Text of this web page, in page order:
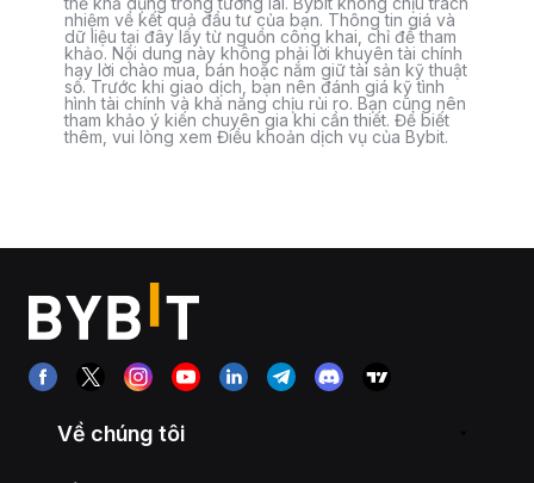
nhiệm về kết quả đầu tư của bạn. Thông tin giá và
dữ liệu tại đây lấy từ nguồn công khai, chỉ để tham
khảo. Nội dung này không phải lời khuyên tài chính
hay lời chào mua, bán hoặc nắm giữ tài sản kỹ thuật
số. Trước khi giao dịch, bạn nên đánh giá kỹ tình
hình tài chính và khả năng chịu rủi ro. Bạn cũng nên
tham khảo ý kiến chuyên gia khi cần thiết. Để biết
thêm, vui lòng xem Điều khoản dịch vụ của Bybit.
Về chúng tôi